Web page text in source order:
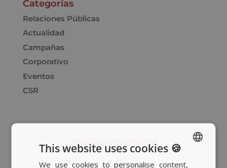
Categorías
Relaciones Públicas
Actualidad
Campañas
Corporativo
Eventos
CSR
SPANISH
This website uses cookies 🍪
We use cookies to personalise content,